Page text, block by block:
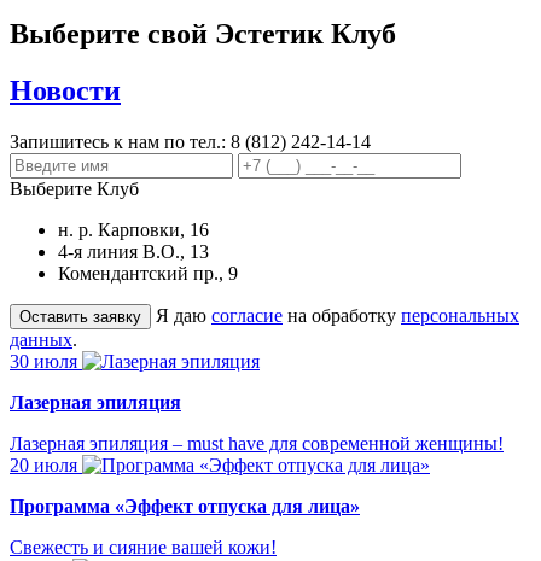
Выберите свой Эстетик Клуб
Новости
Запишитесь к нам по тел.: 8 (812) 242-14-14
Выберите Клуб
н. р. Карповки, 16
4-я линия В.О., 13
Комендантский пр., 9
Я даю согласие на обработку персональных
данных.
30 июля
Лазерная эпиляция
Лазерная эпиляция – must have для современной женщины!
20 июля
Программа «Эффект отпуска для лица»
Свежесть и сияние вашей кожи!